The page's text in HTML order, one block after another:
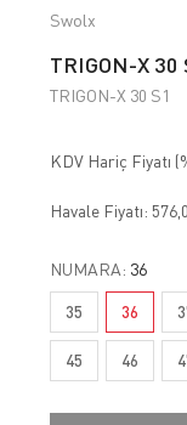
Swolx
TRIGON-X 30
TRIGON-X 30 S1
KDV Hariç Fiyatı (
Havale Fiyatı:
NUMARA: 36
35 36
45 46